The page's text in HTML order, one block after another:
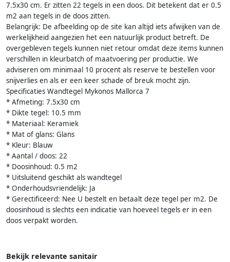
7.5x30 cm. Er zitten 22 tegels in een doos. Dit betekent dat er 0.5
m2 aan tegels in de doos zitten.
Belangrijk: De afbeelding op de site kan altijd iets afwijken van de
werkelijkheid aangezien het een natuurlijk product betreft. De
overgebleven tegels kunnen niet retour omdat deze items kunnen
verschillen in kleurbatch of maatvoering per productie. We
adviseren om minimaal 10 procent als reserve te bestellen voor
snijverlies en als er een keer schade of breuk mocht zijn.
Specificaties Wandtegel Mykonos Mallorca 7
* Afmeting: 7.5x30 cm
* Dikte tegel: 10.5 mm
* Materiaal: Keramiek
* Mat of glans: Glans
* Kleur: Blauw
* Aantal / doos: 22
* Doosinhoud: 0.5 m2
* Uitsluitend geschikt als wandtegel
* Onderhoudsvriendelijk: Ja
* Gerectificeerd: Nee U bestelt en betaalt deze tegel per m2. De
doosinhoud is slechts een indicatie van hoeveel tegels er in een
doos verpakt worden.
Bekijk relevante sanitair